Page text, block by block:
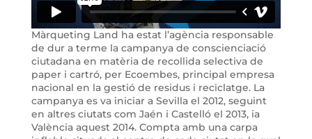
Màrqueting Land ha estat l’agència responsable
de dur a terme la campanya de conscienciació
ciutadana en matèria de recollida selectiva de
paper i cartró, per Ecoembes, principal empresa
nacional en la gestió de residus i reciclatge. La
campanya es va iniciar a Sevilla el 2012, seguint
en altres ciutats com Jaén i Castelló el 2013, ia
València aquest 2014. Compta amb una carpa